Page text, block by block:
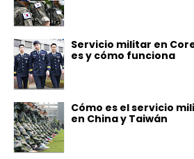
Servicio militar en
es y cómo funciona
Cómo es el servicio
en China y Taiwán